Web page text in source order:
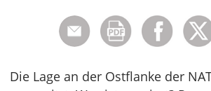
Die Lage an der Ostflanke der